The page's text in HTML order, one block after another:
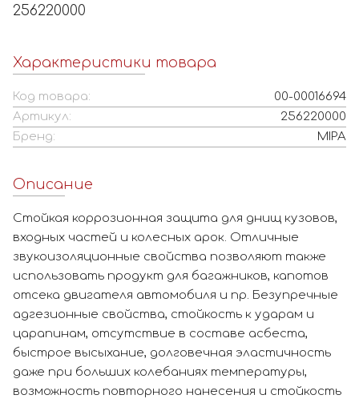
256220000
Характеристики товара
Код товара:
00-00016694
Артикул:
256220000
Бренд:
MIPA
Описание
Стойкая коррозионная защита для днищ кузовов,
входных частей и колесных арок. Отличные
звукоизоляционные свойства позволяют также
использовать продукт для багажников, капотов
отсека двигателя автомобиля и пр. Безупречные
адгезионные свойства, стойкость к ударам и
царапинам, отсутствие в составе асбеста,
быстрое высыхание, долговечная эластичность
даже при больших колебаниях температуры,
возможность повторного нанесения и стойкость